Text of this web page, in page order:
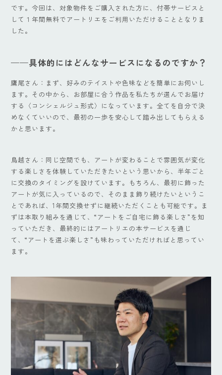
です。今回は、対象物件をご購入された方に、付帯サービスと
して１年間無料でアートリエをご利用いただけることとなりま
した。
——具体的にはどんなサービスになるのですか？
鷹尾さん：まず、好みのテイストや色味などを簡単にお伺いし
ます。その中から、お部屋に合う作品を私たちが選んでお届け
する〈コンシェルジュ形式〉になっています。全てを自分で決
めなくていいので、最初の一歩を安心して踏み出してもらえる
かと思います。
鳥越さん：同じ空間でも、アートが変わることで雰囲気が変化
する楽しさを体験していただきたいという思いから、半年ごと
に交換のタイミングを設けています。もちろん、最初に飾った
アートが気に入っているので、そのまま飾り続けたいというこ
とであれば、1年間交換せずに継続いただくことも可能です。ま
ずは本取り組みを通じて、“アートをご自宅に飾る楽しさ”を知
っていただき、最終的にはアートリエの本サービスを通じ
て、“アートを選ぶ楽しさ”も味わっていただければと思ってい
ます。